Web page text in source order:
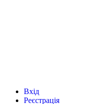
Вхід
Реєстрація